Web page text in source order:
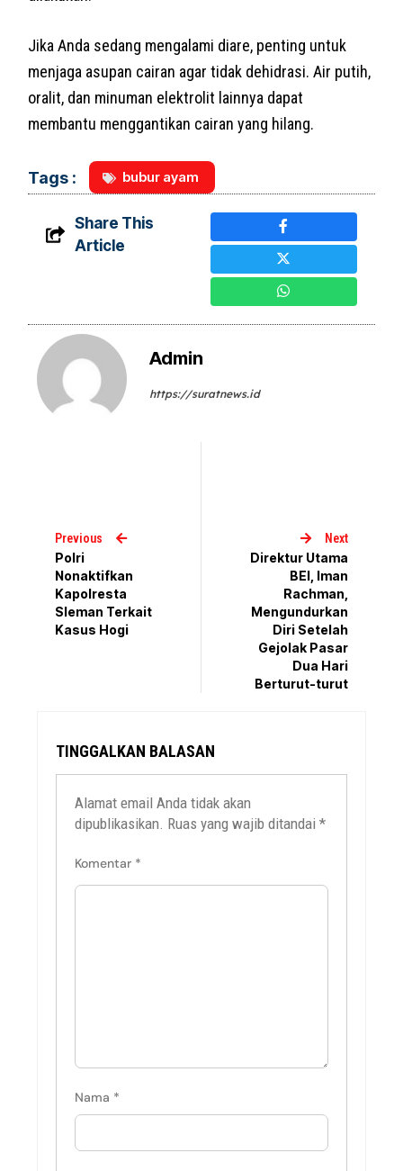
Jika Anda sedang mengalami diare, penting untuk
menjaga asupan cairan agar tidak dehidrasi. Air putih,
oralit, dan minuman elektrolit lainnya dapat
membantu menggantikan cairan yang hilang.
Tags : bubur ayam
Share This
Article
Admin
https://suratnews.id
Previous
Polri
Nonaktifkan
Kapolresta
Sleman Terkait
Kasus Hogi
Next
Direktur Utama
BEI, Iman
Rachman,
Mengundurkan
Diri Setelah
Gejolak Pasar
Dua Hari
Berturut-turut
TINGGALKAN BALASAN
Alamat email Anda tidak akan
dipublikasikan. Ruas yang wajib ditandai*
Komentar *
Nama *